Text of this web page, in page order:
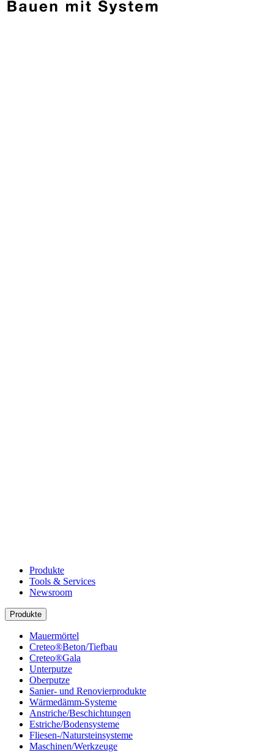
Produkte
Tools & Services
Newsroom
Produkte
Mauermörtel
Creteo®Beton/Tiefbau
Creteo®Gala
Unterputze
Oberputze
Sanier- und Renovierprodukte
Wärmedämm-Systeme
Anstriche/Beschichtungen
Estriche/Bodensysteme
Fliesen-/Natursteinsysteme
Maschinen/Werkzeuge